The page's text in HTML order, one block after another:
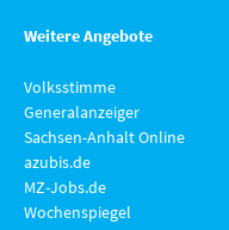
Weitere Angebote
Volksstimme
Generalanzeiger
Sachsen-Anhalt Online
azubis.de
MZ-Jobs.de
Wochenspiegel